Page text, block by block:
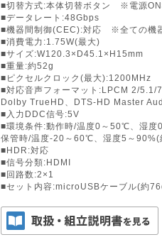
■切替方式:本体切替ボタン ※電源ON
■データレート:48Gbps
■機器間制御(CEC):対応 ※全ての機器
■消費電力:1.75W(最大)
■サイズ:W120.3×D45.1×H15mm
■重量:約52g
■ピクセルクロック(最大):1200MHz
■対応音声フォーマット:LPCM 2/
Dolby TrueHD、DTS-HD Master
■入力DDC信号:5V
■環境条件:動作時/温度0～50℃、湿度
保管時/温度-20～60℃、湿度5～90%(
■HDR:対応
■信号分類:HDMI
■回路数:2×1
■セット内容:microUSBケーブル(約